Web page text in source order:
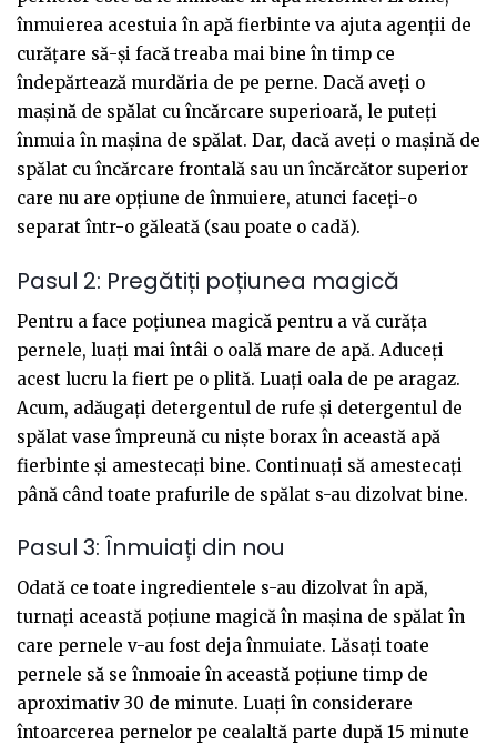
înmuierea acestuia în apă fierbinte va ajuta agenții de
curățare să-și facă treaba mai bine în timp ce
îndepărtează murdăria de pe perne. Dacă aveți o
mașină de spălat cu încărcare superioară, le puteți
înmuia în mașina de spălat. Dar, dacă aveți o mașină de
spălat cu încărcare frontală sau un încărcător superior
care nu are opțiune de înmuiere, atunci faceți-o
separat într-o găleată (sau poate o cadă).
Pasul 2: Pregătiți poțiunea magică
Pentru a face poțiunea magică pentru a vă curăța
pernele, luați mai întâi o oală mare de apă. Aduceți
acest lucru la fiert pe o plită. Luați oala de pe aragaz.
Acum, adăugați detergentul de rufe și detergentul de
spălat vase împreună cu niște borax în această apă
fierbinte și amestecați bine. Continuați să amestecați
până când toate prafurile de spălat s-au dizolvat bine.
Pasul 3: Înmuiați din nou
Odată ce toate ingredientele s-au dizolvat în apă,
turnați această poțiune magică în mașina de spălat în
care pernele v-au fost deja înmuiate. Lăsați toate
pernele să se înmoaie în această poțiune timp de
aproximativ 30 de minute. Luați în considerare
întoarcerea pernelor pe cealaltă parte după 15 minute